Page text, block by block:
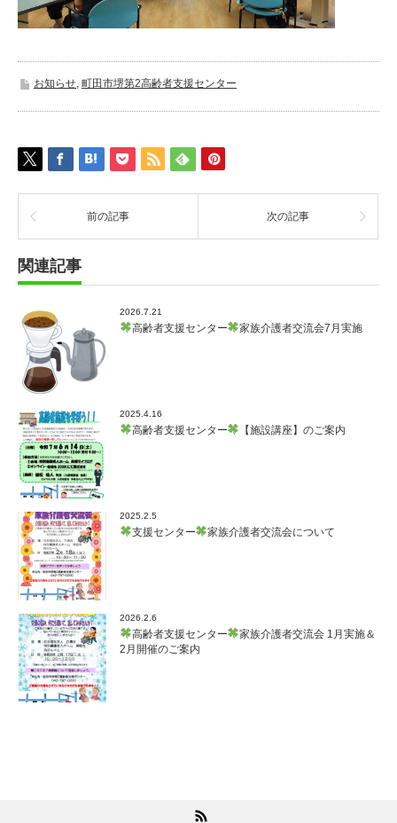
お知らせ, 町田市堺第2高齢者支援センター
前の記事 次の記事
関連記事
2026.7.21
高齢者支援センター 家族介護者交流会7月実施
2025.4.16
高齢者支援センター 【施設講座】のご案内
2025.2.5
支援センター 家族介護者交流会について
2026.2.6
高齢者支援センター
家族介護者交流会 1月実施＆
2月開催のご案内